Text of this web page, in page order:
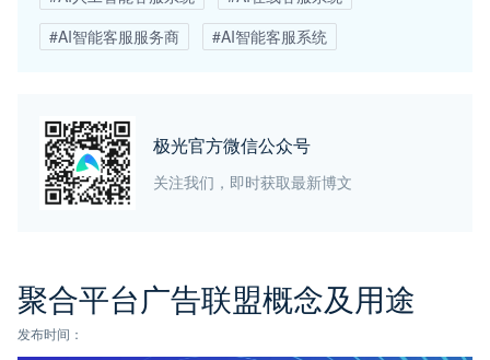
聚合平台广告联盟概念及用途
发布时间：
#AI智能客服服务商
#AI智能客服系统
极光官方微信公众号
关注我们，即时获取最新博文